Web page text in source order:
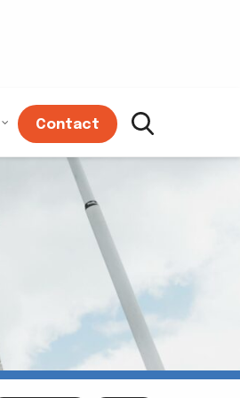
Contact